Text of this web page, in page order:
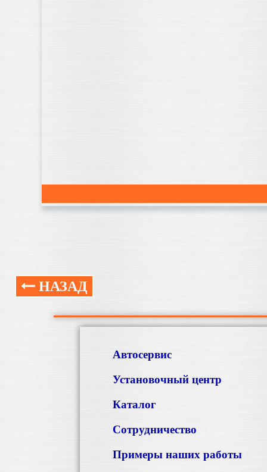
НАЗАД
Автосервис
Установочный центр
Каталог
Сотрудничество
Примеры наших работы